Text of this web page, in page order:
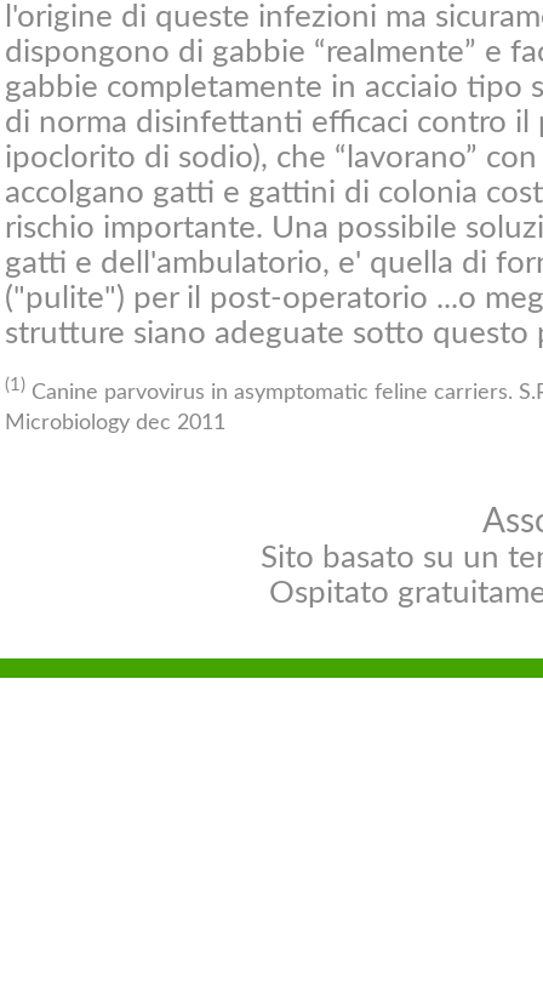
l'origine di queste infezioni ma
dispongono di gabbie “realmente” e
gabbie completamente in acciaio tipo
di norma disinfettanti efficaci contro il
ipoclorito di sodio), che “lavorano”
accolgano gatti e gattini di colonia
rischio importante. Una possibile
gatti e dell'ambulatorio, e' quella di
("pulite") per il post-operatorio ...o
strutture siano adeguate sotto questo
(1) Canine parvovirus in asymptomatic feline carriers.
Microbiology dec 2011
Sito basato su un
Ospitato